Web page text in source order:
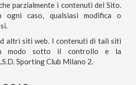
parzialmente i contenuti del Sito.
ogni caso, qualsiasi modifica o
altri siti web. I contenuti di tali siti
modo sotto il controllo e la
Sporting Club Milano 2.